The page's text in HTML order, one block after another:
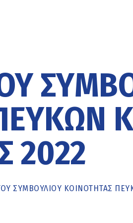
2022
ΣΥΜΒΟΥΛΊΟΥ ΚΟΙΝΌΤΗΤΑΣ